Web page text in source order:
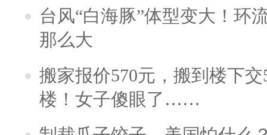
台风“白海豚”体型变大！环
那么大
搬家报价570元，搬到楼下
楼！女子傻眼了……